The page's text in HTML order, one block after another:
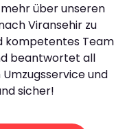
über unseren
Viransehir zu
kompetentes Team
beantwortet all
und
sicher!